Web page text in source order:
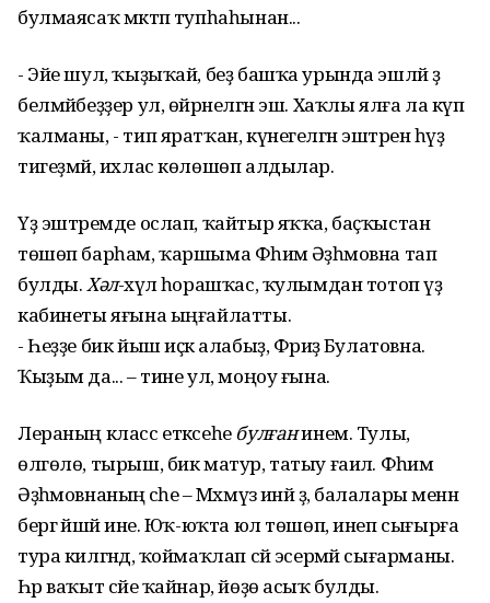
булмаясаҡ мәктәп тупһаһынан...
- Эйе шул, ҡыҙыҡай, беҙ башҡа урында эшләй ҙә
белмәйбеҙҙер ул, өйрәнелгән эш. Хаҡлы ялға ла күп
ҡалманы, - тип яратҡан, күнегелгән эштәренә һүҙ
тигеҙмәй, ихлас көлөшөп алдылар.
Үҙ эштәремде ослап, ҡайтыр яҡҡа, баҫҡыстан
төшөп барһам, ҡаршыма Фәһимә Әҙһәмовна тап
булды.Хәл-әхүәл һорашҡас, ҡулымдан тотоп үҙ
кабинеты яғына ыңғайлатты.
- Һеҙҙе бик йыш иҫкә алабыҙ, Фәриҙә Булатовна.
Ҡыҙым да... – тине ул, моңоу ғына.
Лераның класс етәксеһебулғанинем. Тулы,
өлгөлө, тырыш, бик матур, татыу ғаилә. Фәһимә
Әҙһәмовнаның әсәһе – Мәхмүзә инәй ҙә, балалары менән
бергә йәшәй ине. Юҡ-юҡта юл төшөп, инеп сығырға
тура килгәндә, ҡоймаҡлап сәй эсермәй сығарманы.
Һәр ваҡыт сәйе ҡайнар, йөҙө асыҡ булды.